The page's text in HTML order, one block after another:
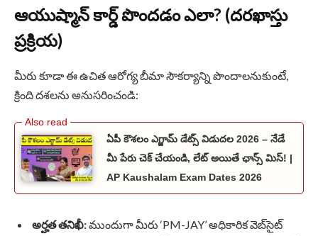
ఆయుష్మాన్ కార్డ్ పొందడం ఎలా? (దరఖాస్తు
ప్రక్రియ)
మీరు కూడా ఈ ఉచిత ఆరోగ్య బీమా సౌకర్యాన్ని పొందాలనుకుంటే,
క్రింది దశలను అనుసరించండి:
ఏపీ కౌశలం ఎగ్జామ్ డేట్స్ విడుదల 2026 – నేడే
మీ పేరు చెక్ చేయండి, లేట్ అయితే ఛాన్స్ మిస్! |
AP Kaushalam Exam Dates 2026
అర్హత తనిఖీ:ముందుగా మీరు ‘PM-JAY’ అధికారిక వెబ్‌సైట్